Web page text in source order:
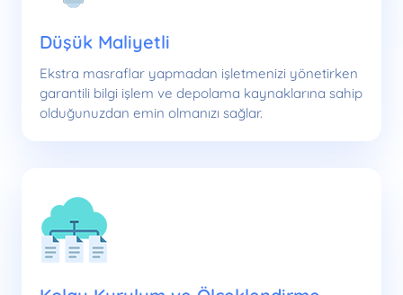
Düşük Maliyetli
Ekstra masraflar yapmadan işletmenizi yönetirken
garantili bilgi işlem ve depolama kaynaklarına sahip
olduğunuzdan emin olmanızı sağlar.